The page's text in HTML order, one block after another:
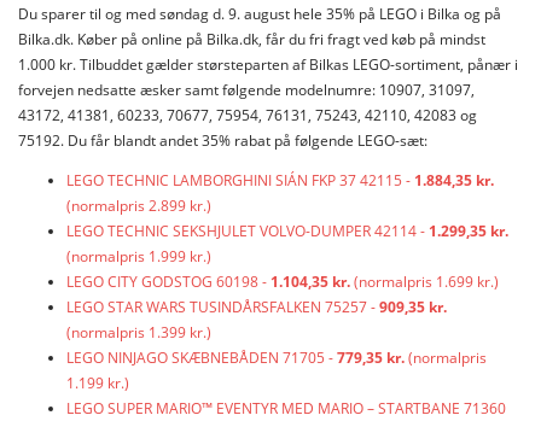
Du sparer til og med søndag d. 9. august hele 35% på LEGO i Bilka og på
Bilka.dk. Køber på online på Bilka.dk, får du fri fragt ved køb på mindst
1.000 kr. Tilbuddet gælder størsteparten af Bilkas LEGO-sortiment, pånær i
forvejen nedsatte æsker samt følgende modelnumre: 10907, 31097,
43172, 41381, 60233, 70677, 75954, 76131, 75243, 42110, 42083 og
75192. Du får blandt andet 35% rabat på følgende LEGO-sæt:
LEGO TECHNIC LAMBORGHINI SIÁN FKP 37 42115 - 1.884,35 kr.
(normalpris 2.899 kr.)
LEGO TECHNIC SEKSHJULET VOLVO-DUMPER 42114 - 1.299,35 kr.
(normalpris 1.999 kr.)
LEGO CITY GODSTOG 60198 - 1.104,35 kr.(normalpris 1.699 kr.)
LEGO STAR WARS TUSINDÅRSFALKEN 75257 -909,35 kr.
(normalpris 1.399 kr.)
LEGO NINJAGO SKÆBNEBÅDEN 71705 -779,35 kr.(normalpris
1.199 kr.)
LEGO SUPER MARIO™ EVENTYR MED MARIO – STARTBANE 71360